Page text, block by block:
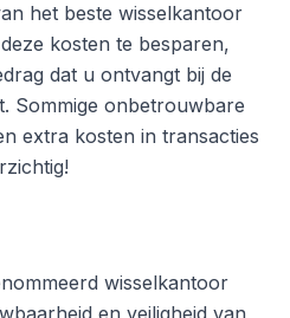
het beste wisselkantoor
kosten te besparen,
dat u ontvangt bij de
Sommige onbetrouwbare
extra kosten in transacties
wisselkantoor
en veiligheid van